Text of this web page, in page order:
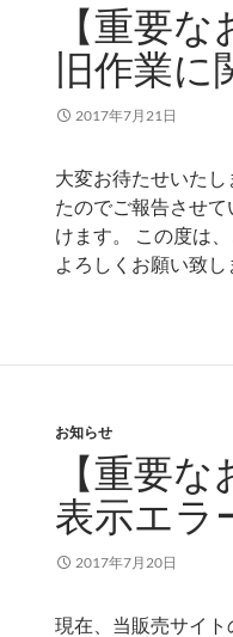
【重要
旧作業に
2017年7月21日
大変お待たせいた
たのでご報告させ
けます。 この度は
よろしくお願い致し
お知らせ
【重要
表示エラ
2017年7月20日
現在、当販売サイ